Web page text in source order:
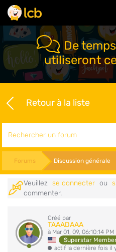
De
utiliseront
Retour à la liste
Forums Discussion générale
Veuillez se connecter ou
commenter.
Créé par
TAAADAAA
à Mar 01, 09, 06:10:14 PM
Superstar
actif la dernière fois il